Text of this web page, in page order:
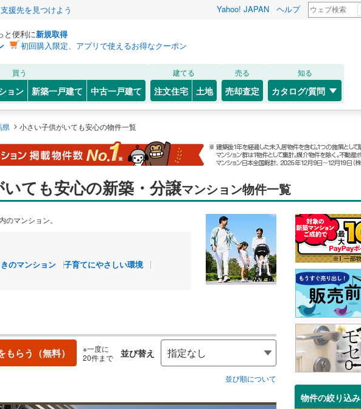
援先を見つけよう Yahoo! JAPAN ヘルプ
と便利に新規取得
初回購入限定、アプリで使えるお得なクーポン
買う
ョン 新築一戸建て 中古一戸建て
建てる
注文住宅 土地
売る
売却査定
知る
カタログ/質問
県 > 小さい子供がいても安心の物件一覧
ても安心の新築・分譲マンション物件一覧
マンション。
のマンション
子育てにやさしい環境
らう（無料）
※一度に
20件まで
並び替え
並び順について
物件の絞り込み